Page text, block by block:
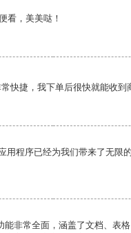
看，美美哒！
快捷，我下单后很快就能收到
用程序已经为我们带来了无限
能非常全面，涵盖了文档、表